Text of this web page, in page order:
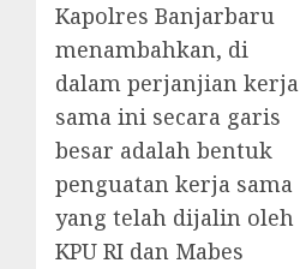
Kapolres Banjarbaru
menambahkan, di
dalam perjanjian kerja
sama ini secara garis
besar adalah bentuk
penguatan kerja sama
yang telah dijalin oleh
KPU RI dan Mabes